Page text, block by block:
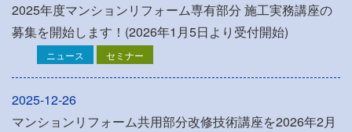
2025年度マンションリフォーム専有部分 施工実務講座の
募集を開始します！(2026年1月5日より受付開始)
ニュース セミナー
2025-12-26
マンションリフォーム共用部分改修技術講座を2026年2月